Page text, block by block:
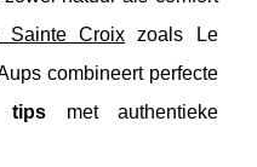
Croix zoals Le
combineert perfecte
tips met authentieke